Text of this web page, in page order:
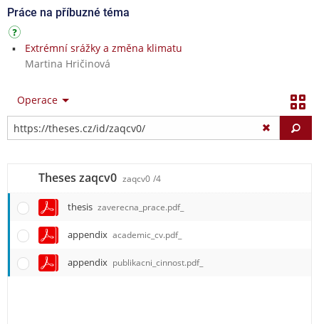
Práce na příbuzné téma
Extrémní srážky a změna klimatu
Martina Hričinová
Operace
Theses zaqcv0 zaqcv0 /4
thesis zaverecna_prace.pdf_
appendix academic_cv.pdf_
appendix publikacni_cinnost.pdf_